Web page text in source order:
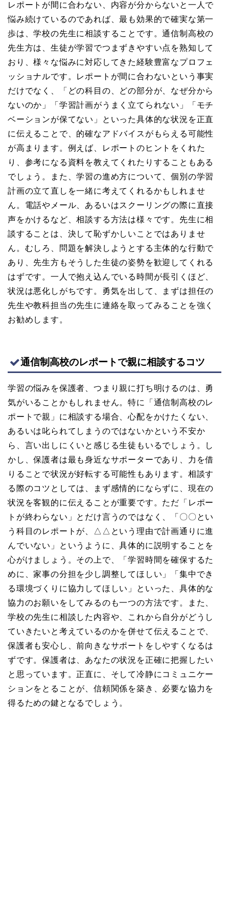
レポートが間に合わない、内容が分からないと一人で
悩み続けているのであれば、最も効果的で確実な第一
歩は、学校の先生に相談することです。通信制高校の
先生方は、生徒が学習でつまずきやすい点を熟知して
おり、様々な悩みに対応してきた経験豊富なプロフェ
ッショナルです。レポートが間に合わないという事実
だけでなく、「どの科目の、どの部分が、なぜ分から
ないのか」「学習計画がうまく立てられない」「モチ
ベーションが保てない」といった具体的な状況を正直
に伝えることで、的確なアドバイスがもらえる可能性
が高まります。例えば、レポートのヒントをくれた
り、参考になる資料を教えてくれたりすることもある
でしょう。また、学習の進め方について、個別の学習
計画の立て直しを一緒に考えてくれるかもしれませ
ん。電話やメール、あるいはスクーリングの際に直接
声をかけるなど、相談する方法は様々です。先生に相
談することは、決して恥ずかしいことではありませ
ん。むしろ、問題を解決しようとする主体的な行動で
あり、先生方もそうした生徒の姿勢を歓迎してくれる
はずです。一人で抱え込んでいる時間が長引くほど、
状況は悪化しがちです。勇気を出して、まずは担任の
先生や教科担当の先生に連絡を取ってみることを強く
お勧めします。
通信制高校のレポートで親に相談するコツ
学習の悩みを保護者、つまり親に打ち明けるのは、勇
気がいることかもしれません。特に「通信制高校のレ
ポートで親」に相談する場合、心配をかけたくない、
あるいは叱られてしまうのではないかという不安か
ら、言い出しにくいと感じる生徒もいるでしょう。し
かし、保護者は最も身近なサポーターであり、力を借
りることで状況が好転する可能性もあります。相談す
る際のコツとしては、まず感情的にならずに、現在の
状況を客観的に伝えることが重要です。ただ「レポー
トが終わらない」とだけ言うのではなく、「〇〇とい
う科目のレポートが、△△という理由で計画通りに進
んでいない」というように、具体的に説明することを
心がけましょう。その上で、「学習時間を確保するた
めに、家事の分担を少し調整してほしい」「集中でき
る環境づくりに協力してほしい」といった、具体的な
協力のお願いをしてみるのも一つの方法です。また、
学校の先生に相談した内容や、これから自分がどうし
ていきたいと考えているのかを併せて伝えることで、
保護者も安心し、前向きなサポートをしやすくなるは
ずです。保護者は、あなたの状況を正確に把握したい
と思っています。正直に、そして冷静にコミュニケー
ションをとることが、信頼関係を築き、必要な協力を
得るための鍵となるでしょう。